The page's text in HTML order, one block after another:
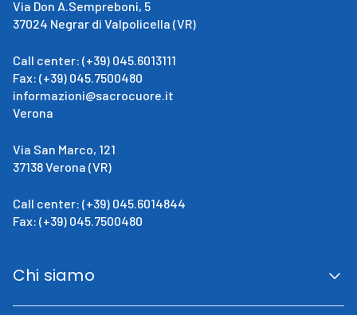
Via Don A.Sempreboni, 5
37024 Negrar di Valpolicella (VR)
Call center: (+39) 045.6013111
Fax: (+39) 045.7500480
informazioni@sacrocuore.it
Verona
Via San Marco, 121
37138 Verona (VR)
Call center: (+39) 045.6014844
Fax: (+39) 045.7500480
Chi siamo
San Giovanni Calabria